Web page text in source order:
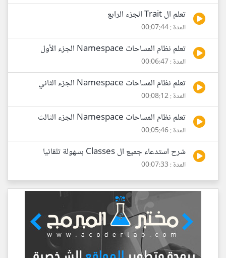
تعلم ال Trait الجزء الرابع
المدة : 00:07:44
تعلم نظام المساحات Namespace الجزء الأول
المدة : 00:06:47
تعلم نظام المساحات Namespace الجزء الثاني
المدة : 00:08:12
تعلم نظام المساحات Namespace الجزء الثالث
المدة : 00:05:46
شرح استدعاء جميع ال Classes بسهولة تلقائيا
المدة : 00:07:33